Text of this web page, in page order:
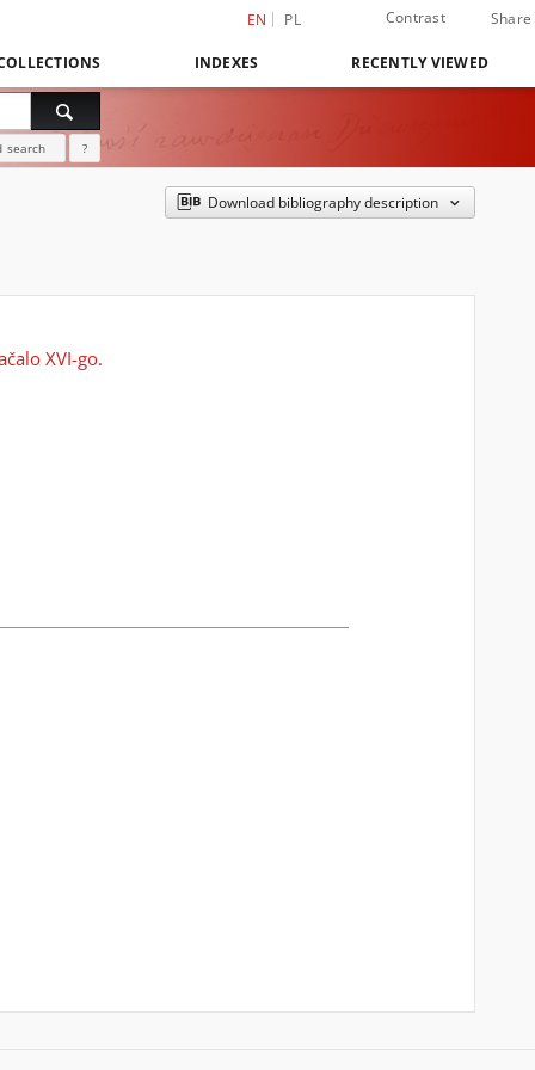
EN PL Contrast Share
INDEXES RECENTLY VIEWED
search ?
Download bibliography description
XVI-go.